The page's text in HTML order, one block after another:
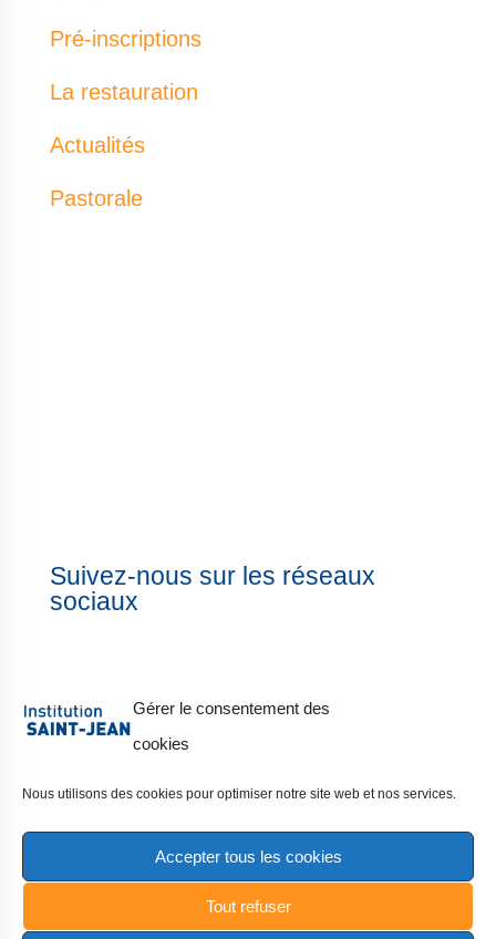
Gérer le consentement des
cookies
Nous utilisons des cookies pour optimiser notre site web et nos services.
Accepter tous les cookies
Tout refuser
Pré-inscriptions
La restauration
Actualités
Pastorale
Suivez-nous sur les réseaux
sociaux
Copyright 2024 |Mentions légales|
Politique de confidentialité|
Politique des cookies | Réalisation :
Studio Cré&lia&La Dame du Web